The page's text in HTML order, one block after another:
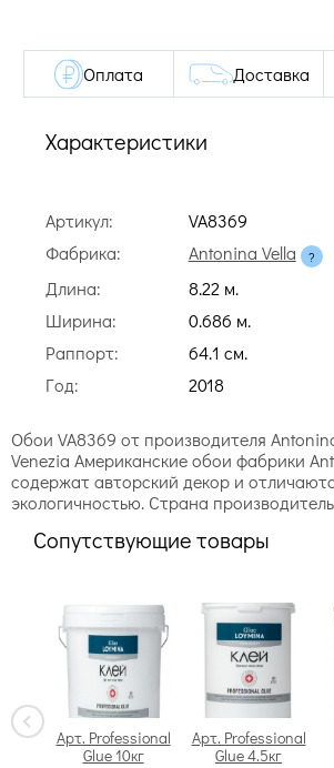
Характеристики
Артикул:
VA8369
Фабрика:
Antonina Vella
Длина:
8.22 м.
Ширина:
0.686 м.
Раппорт:
64.1 cм.
Год:
2018
Оплата Доставка
Обои VA8369 от производителя
Venezia Американские обои фабрики
содержат авторский декор и
экологичностью. Страна
Сопутствующие товары
Арт. Professional
Glue 10кг
Арт. Professional
Glue 4.5кг